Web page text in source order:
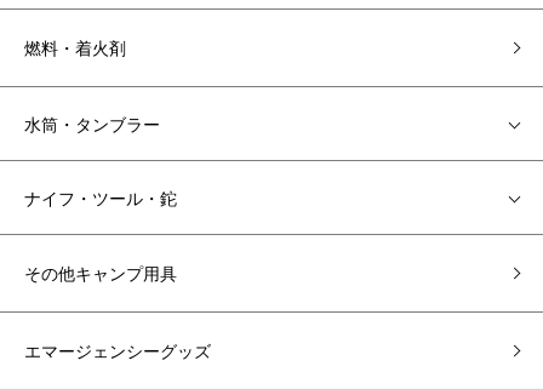
燃料・着火剤
水筒・タンブラー
ナイフ・ツール・鉈
その他キャンプ用具
エマージェンシーグッズ